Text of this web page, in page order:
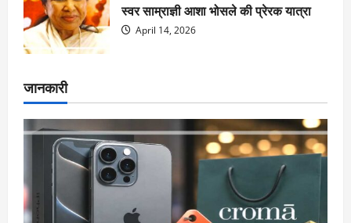
स्वर साम्राज्ञी आशा भोसले की प्रेरक यात्रा
April 14, 2026
जानकारी